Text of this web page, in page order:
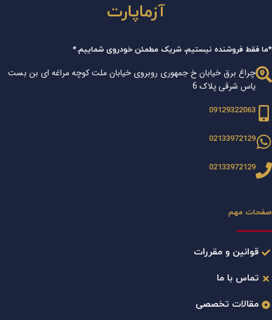
آزماپارت
*ما فقط فروشنده نیستیم، شریک مطمئن خودروی شماییم.*
چراغ برق خیابان خ جمهوری روبروی خیابان ملت کوچه مراغه ای بن بست
یاس شرقی پلاک 6
09129322063
02133972129
02133972129
صفحات مهم
قوانین و مقررات
تماس با ما
مقالات تخصصی